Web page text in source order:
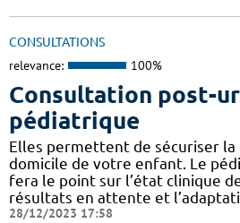
CONSULTATIONS
relevance: 100%
Consultation post-
pédiatrique
Elles permettent de sécuriser la
domicile de votre enfant. Le
fera le point sur l’état clinique
résultats en attente et
28/12/2023 17:58